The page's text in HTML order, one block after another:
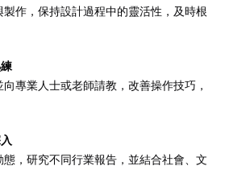
作，保持設計過程中的靈活性，及時根
專業人士或老師請教，改善操作技巧，
，研究不同行業報告，並結合社會、文